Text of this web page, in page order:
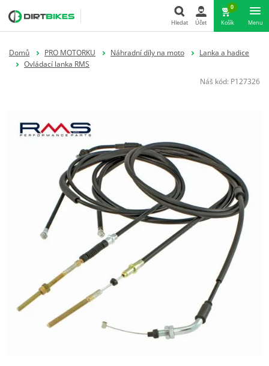
Hledat
Hledat Účet
0
Košík Menu
Domů PRO MOTORKU Náhradní díly na moto
Lanka a hadice
Ovládací lanka RMS
Náš kód: P127326